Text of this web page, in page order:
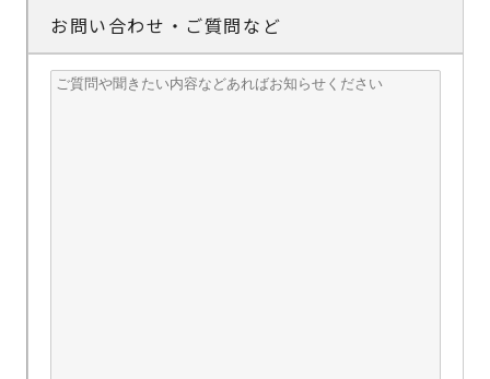
お問い合わせ・ご質問など